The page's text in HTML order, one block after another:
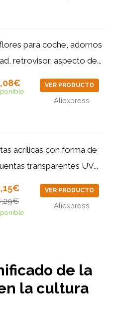
para coche, adornos
retrovisor, aspecto de...
VER PRODUCTO
Aliexpress
acrílicas con forma de
transparentes UV...
VER PRODUCTO
Aliexpress
de la
la cultura